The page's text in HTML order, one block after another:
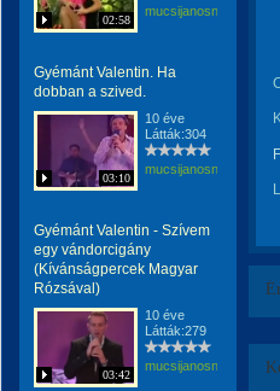
02:58
mucsijanosne
Gyémánt Valentin. Ha
dobban a szived.
03:10
10 éve
Látták:304
mucsijanosne
Gyémánt Valentin - Szívem
egy vándorcigány
(Kívánságpercek Magyar
Rózsával)
03:42
10 éve
Látták:279
mucsijanosne